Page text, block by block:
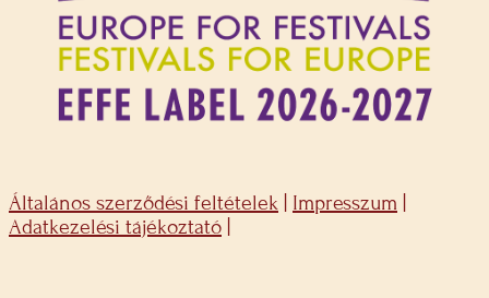
Általános szerződési feltételek Impresszum
Adatkezelési tájékoztató